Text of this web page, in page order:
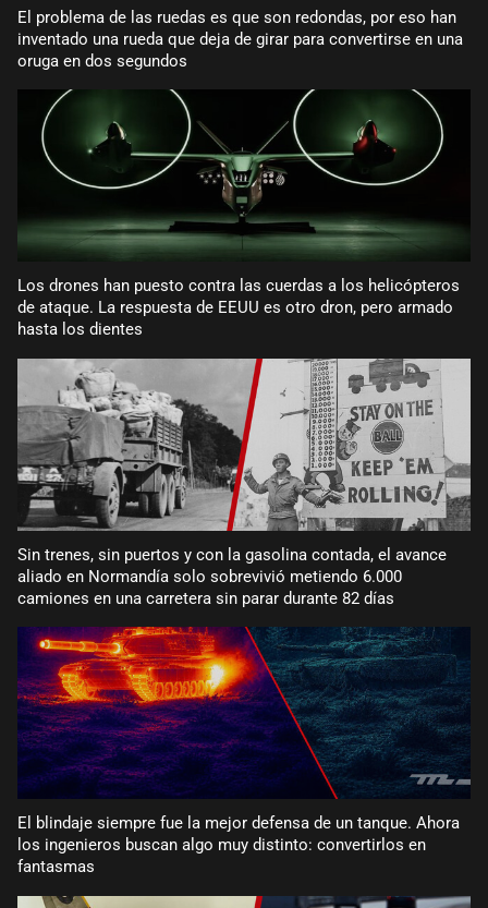
El problema de las ruedas es que son redondas, por eso han
inventado una rueda que deja de girar para convertirse en una
oruga en dos segundos
Los drones han puesto contra las cuerdas a los helicópteros
de ataque. La respuesta de EEUU es otro dron, pero armado
hasta los dientes
Sin trenes, sin puertos y con la gasolina contada, el avance
aliado en Normandía solo sobrevivió metiendo 6.000
camiones en una carretera sin parar durante 82 días
El blindaje siempre fue la mejor defensa de un tanque. Ahora
los ingenieros buscan algo muy distinto: convertirlos en
fantasmas